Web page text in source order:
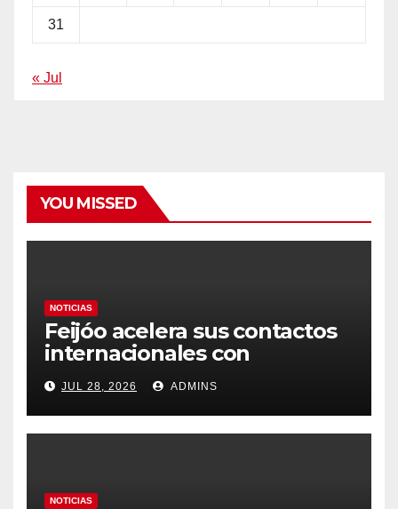
31
« Jul
YOU MISSED
NOTICIAS
Feijóo acelera sus contactos
internacionales con
Latinoamérica como socio
prioritario en su agenda de
gobierno
JUL 28, 2026 ADMINS
NOTICIAS